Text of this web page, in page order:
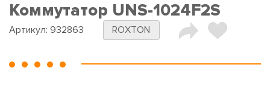
Коммутатор UNS-1024F2S
Артикул: 932863 ROXTON